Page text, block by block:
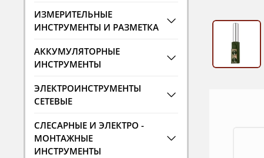
ИЗМЕРИТЕЛЬНЫЕ
ИНСТРУМЕНТЫ И РАЗМЕТКА
АККУМУЛЯТОРНЫЕ
ИНСТРУМЕНТЫ
ЭЛЕКТРОИНСТРУМЕНТЫ
СЕТЕВЫЕ
СЛЕСАРНЫЕ И ЭЛЕКТРО -
МОНТАЖНЫЕ
ИНСТРУМЕНТЫ